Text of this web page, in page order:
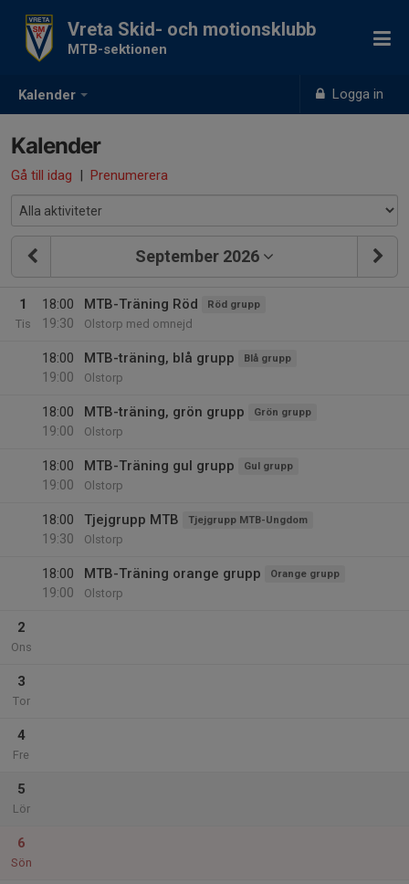
Kalender Logga in
Vreta Skid- och motionsklubb
MTB-sektionen
Kalender
Gå till idag | Prenumerera
September 2026
1
Tis
18:00
19:30
MTB-Träning Röd Röd grupp
Olstorp med omnejd
18:00
19:00
MTB-träning, blå grupp Blå grupp
Olstorp
18:00
19:00
MTB-träning, grön grupp Grön grupp
Olstorp
18:00
19:00
MTB-Träning gul grupp Gul grupp
Olstorp
18:00
19:30
Tjejgrupp MTB Tjejgrupp MTB-Ungdom
Olstorp
18:00
19:00
MTB-Träning orange grupp Orange grupp
Olstorp
2
Ons
3
Tor
4
Fre
5
Lör
6
Sön